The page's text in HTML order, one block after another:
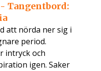
Tangentbord:
att nörda ner sig i
period.
intryck och
igen. Saker